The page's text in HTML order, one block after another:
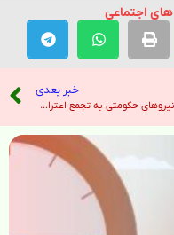
اجتماعی
خبر بعدی
حمله نیروهای حکومتی به تجمع اعتراضی بازنشستگان فولاد در تهران – رادیو فردا